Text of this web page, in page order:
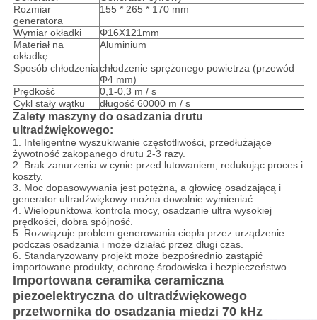
Rozmiar
generatora
155 * 265 * 170 mm
Wymiar okładki
Φ16X121mm
Materiał na
okładkę
Aluminium
Sposób chłodzeniachłodzenie sprężonego powietrza (przewód
Φ4 mm)
Prędkość
0,1-0,3 m / s
Cykl stały wątku
długość 60000 m / s
Zalety maszyny do osadzania drutu
ultradźwiękowego:
1. Inteligentne wyszukiwanie częstotliwości, przedłużające
żywotność zakopanego drutu 2-3 razy.
2. Brak zanurzenia w cynie przed lutowaniem, redukując proces i
koszty.
3. Moc dopasowywania jest potężna, a głowicę osadzającą i
generator ultradźwiękowy można dowolnie wymieniać.
4. Wielopunktowa kontrola mocy, osadzanie ultra wysokiej
prędkości, dobra spójność.
5. Rozwiązuje problem generowania ciepła przez urządzenie
podczas osadzania i może działać przez długi czas.
6. Standaryzowany projekt może bezpośrednio zastąpić
importowane produkty, ochronę środowiska i bezpieczeństwo.
Importowana ceramika ceramiczna
piezoelektryczna do ultradźwiękowego
przetwornika do osadzania miedzi 70 kHz